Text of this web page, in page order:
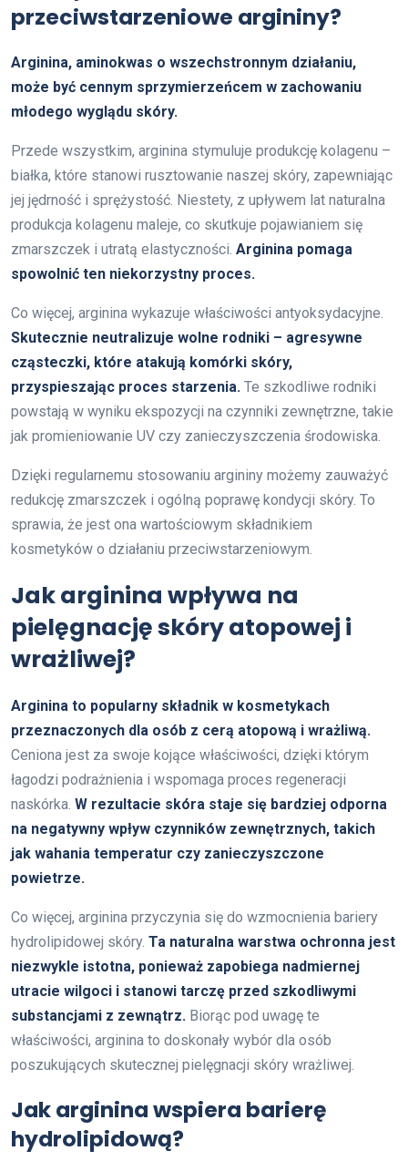
przeciwstarzeniowe argininy?
Arginina, aminokwas o wszechstronnym działaniu,
może być cennym sprzymierzeńcem w zachowaniu
młodego wyglądu skóry.
Przede wszystkim, arginina stymuluje produkcję kolagenu –
białka, które stanowi rusztowanie naszej skóry, zapewniając
jej jędrność i sprężystość. Niestety, z upływem lat naturalna
produkcja kolagenu maleje, co skutkuje pojawianiem się
zmarszczek i utratą elastyczności. Arginina pomaga
spowolnić ten niekorzystny proces.
Co więcej, arginina wykazuje właściwości antyoksydacyjne.
Skutecznie neutralizuje wolne rodniki – agresywne
cząsteczki, które atakują komórki skóry,
przyspieszając proces starzenia. Te szkodliwe rodniki
powstają w wyniku ekspozycji na czynniki zewnętrzne, takie
jak promieniowanie UV czy zanieczyszczenia środowiska.
Dzięki regularnemu stosowaniu argininy możemy zauważyć
redukcję zmarszczek i ogólną poprawę kondycji skóry. To
sprawia, że jest ona wartościowym składnikiem
kosmetyków o działaniu przeciwstarzeniowym.
Jak arginina wpływa na
pielęgnację skóry atopowej i
wrażliwej?
Arginina to popularny składnik w kosmetykach
przeznaczonych dla osób z cerą atopową i wrażliwą.
Ceniona jest za swoje kojące właściwości, dzięki którym
łagodzi podrażnienia i wspomaga proces regeneracji
naskórka. W rezultacie skóra staje się bardziej odporna
na negatywny wpływ czynników zewnętrznych, takich
jak wahania temperatur czy zanieczyszczone
powietrze.
Co więcej, arginina przyczynia się do wzmocnienia bariery
hydrolipidowej skóry. Ta naturalna warstwa ochronna jest
niezwykle istotna, ponieważ zapobiega nadmiernej
utracie wilgoci i stanowi tarczę przed szkodliwymi
substancjami z zewnątrz. Biorąc pod uwagę te
właściwości, arginina to doskonały wybór dla osób
poszukujących skutecznej pielęgnacji skóry wrażliwej.
Jak arginina wspiera barierę
hydrolipidową?